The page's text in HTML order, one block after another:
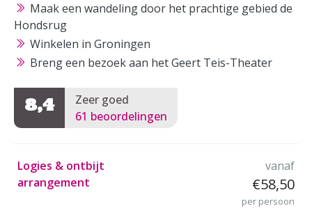
Maak een wandeling door het prachtige gebied de
Hondsrug
Winkelen in Groningen
Breng een bezoek aan het Geert Teis-Theater
8,4
Zeer goed
61 beoordelingen
Logies & ontbijt
arrangement
vanaf
€58,50
per persoon